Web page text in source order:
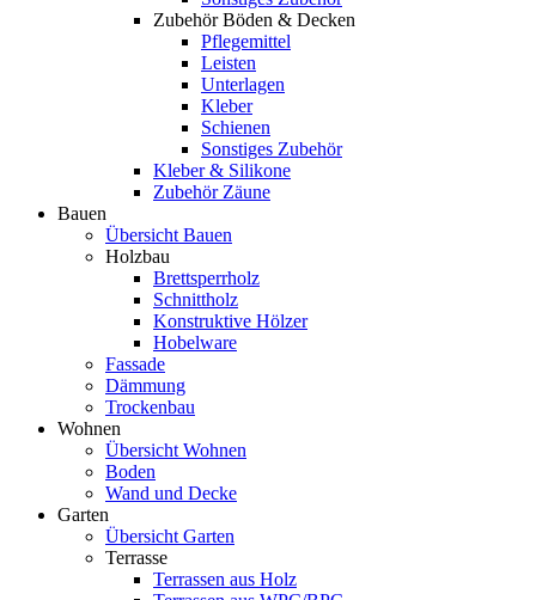
Zubehör Böden & Decken
Pflegemittel
Leisten
Unterlagen
Kleber
Schienen
Sonstiges Zubehör
Kleber & Silikone
Zubehör Zäune
Bauen
Übersicht Bauen
Holzbau
Brettsperrholz
Schnittholz
Konstruktive Hölzer
Hobelware
Fassade
Dämmung
Trockenbau
Wohnen
Übersicht Wohnen
Boden
Wand und Decke
Garten
Übersicht Garten
Terrasse
Terrassen aus Holz